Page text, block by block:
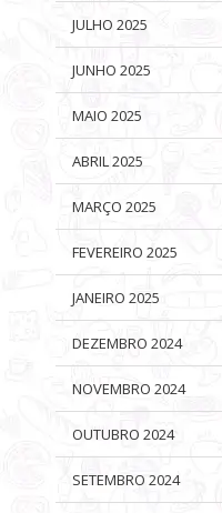
JULHO 2025
JUNHO 2025
MAIO 2025
ABRIL 2025
MARÇO 2025
FEVEREIRO 2025
JANEIRO 2025
DEZEMBRO 2024
NOVEMBRO 2024
OUTUBRO 2024
SETEMBRO 2024